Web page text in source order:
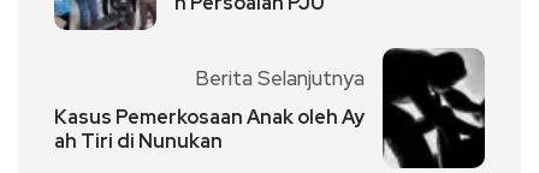
Berita Selanjutnya
Kasus Pemerkosaan Anak oleh Ay
ah Tiri di Nunukan